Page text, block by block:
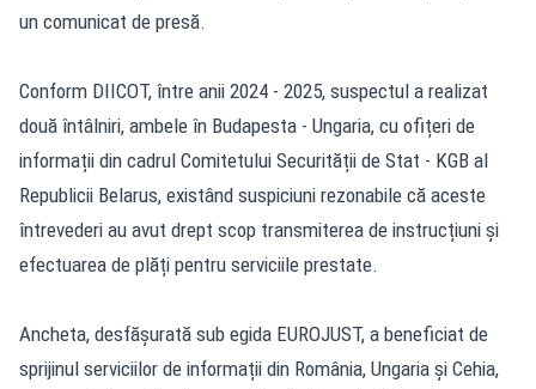
un comunicat de presă.
Conform DIICOT, între anii 2024 - 2025, suspectul a realizat
două întâlniri, ambele în Budapesta - Ungaria, cu ofițeri de
informații din cadrul Comitetului Securității de Stat - KGB al
Republicii Belarus, existând suspiciuni rezonabile că aceste
întrevederi au avut drept scop transmiterea de instrucțiuni și
efectuarea de plăți pentru serviciile prestate.
Ancheta, desfășurată sub egida EUROJUST, a beneficiat de
sprijinul serviciilor de informații din România, Ungaria și Cehia,